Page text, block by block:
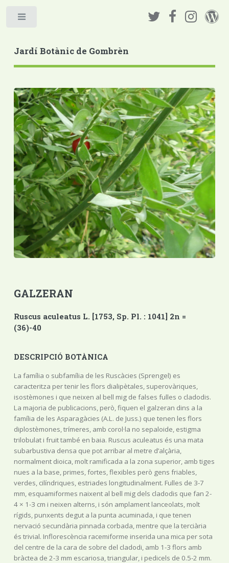
Jardí Botànic de Gombrèn
GALZERAN
Ruscus aculeatus L. [1753, Sp. Pl. : 1041] 2n =
(36)-40
DESCRIPCIÓ BOTÀNICA
La família o subfamília de les Ruscàcies (Sprengel) es
caracteritza per tenir les flors dialipètales, superovàriques,
isostèmones i que neixen al bell mig de falses fulles o cladodis.
La majoria de publicacions, però, fiquen el galzeran dins a la
família de les Asparagàcies (A.L. de Juss.) que tenen les flors
diplostèmones, trímeres, amb corol·la no sepaloide, estigma
trilobulat i fruit també en baia. Ruscus aculeatus és una mata
subarbustiva densa que pot arribar al metre d’alçària,
normalment dioica, molt ramificada a la zona superior, amb tiges
nues a la base, primes, fortes, flexibles però gens friables,
verdes, cilíndriques, estriades longitudinalment. Fulles de 3-7
mm, esquamiformes naixent al bell mig dels cladodis que fan 2-
4 × 1-3 cm i neixen alterns, i són amplament lanceolats, molt
rígids, punxents degut a la punta acuminada, i que tenen
nervació secundària pinnada corbada, mentre que la terciària
és trivial. Inflorescència racemiforme inserida una mica per sota
del centre de la cara de sobre del cladodi, amb 1-3 flors amb
bràctea de 2-3 mm escariosa, triangular, i pedicels de 0.5-2 mm.